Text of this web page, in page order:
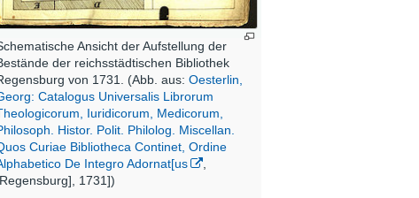
Ansicht der Aufstellung der
der reichsstädtischen Bibliothek
von 1731. (Abb. aus:Oesterlin,
Catalogus Universalis Librorum
Iuridicorum, Medicorum,
Histor. Polit. Philolog. Miscellan.
Curiae Bibliotheca Continet, Ordine
De Integro Adornat[us
,
1731])